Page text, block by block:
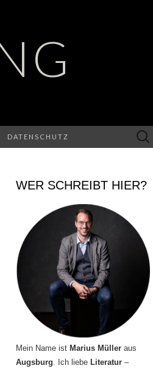
DATENSCHUTZ
Suchen
nach:
WER SCHREIBT HIER?
Mein Name ist Marius Müller aus
Augsburg. Ich liebe Literatur –